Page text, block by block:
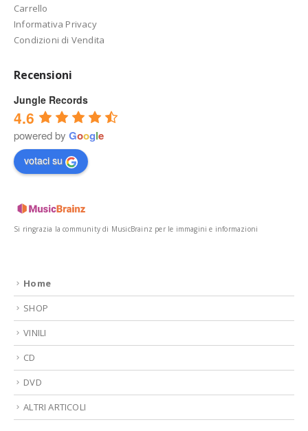
Carrello
Informativa Privacy
Condizioni di Vendita
Recensioni
Jungle Records
4.6
powered by Google
votaci su
Si ringrazia la community di MusicBrainz per le immagini e informazioni
Home
SHOP
VINILI
CD
DVD
ALTRI ARTICOLI